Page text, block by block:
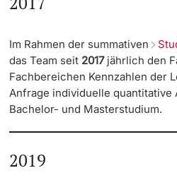
Evaluation von Prüfungen
EvaSys | Umfragen
Kennzahlen Lehre
Kompetenzen erwerben
Im Rahmen der summativen
das Team seit 2017jährlich den
Fachbereichen Kennzahlen der
Anfrage individuelle quantitative
Bachelor- und Masterstudium.
2019